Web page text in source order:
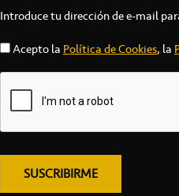
Introduce tu dirección de e-mail
Acepto laPolítica de Cookies, la